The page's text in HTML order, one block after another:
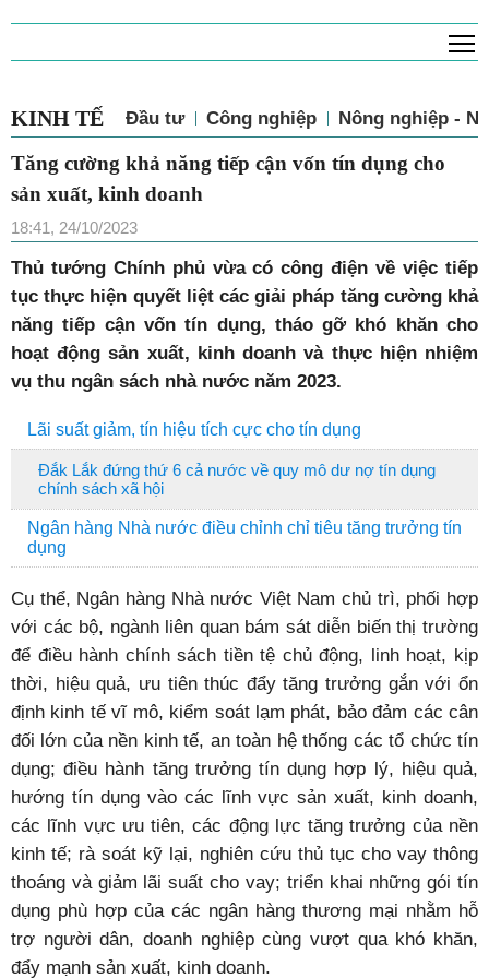
KINH TẾ Đầu tư Công nghiệp Nông nghiệp -
Tăng cường khả năng tiếp cận vốn tín dụng cho
sản xuất, kinh doanh
18:41, 24/10/2023
Thủ tướng Chính phủ vừa có công điện về việc tiếp
tục thực hiện quyết liệt các giải pháp tăng cường khả
năng tiếp cận vốn tín dụng, tháo gỡ khó khăn cho
hoạt động sản xuất, kinh doanh và thực hiện nhiệm
vụ thu ngân sách nhà nước năm 2023.
Lãi suất giảm, tín hiệu tích cực cho tín dụng
Đắk Lắk đứng thứ 6 cả nước về quy mô dư nợ tín dụng
chính sách xã hội
Ngân hàng Nhà nước điều chỉnh chỉ tiêu tăng trưởng tín
dụng
Cụ thể, Ngân hàng Nhà nước Việt Nam chủ trì, phối hợp
với các bộ, ngành liên quan bám sát diễn biến thị trường
để điều hành chính sách tiền tệ chủ động, linh hoạt, kịp
thời, hiệu quả, ưu tiên thúc đẩy tăng trưởng gắn với ổn
định kinh tế vĩ mô, kiểm soát lạm phát, bảo đảm các cân
đối lớn của nền kinh tế, an toàn hệ thống các tổ chức tín
dụng; điều hành tăng trưởng tín dụng hợp lý, hiệu quả,
hướng tín dụng vào các lĩnh vực sản xuất, kinh doanh,
các lĩnh vực ưu tiên, các động lực tăng trưởng của nền
kinh tế; rà soát kỹ lại, nghiên cứu thủ tục cho vay thông
thoáng và giảm lãi suất cho vay; triển khai những gói tín
dụng phù hợp của các ngân hàng thương mại nhằm hỗ
trợ người dân, doanh nghiệp cùng vượt qua khó khăn,
đẩy mạnh sản xuất, kinh doanh.